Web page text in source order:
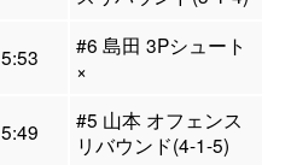
5:53
#6 島田 3Pシュート
×
5:49
#5 山本 オフェンス
リバウンド(4-1-5)